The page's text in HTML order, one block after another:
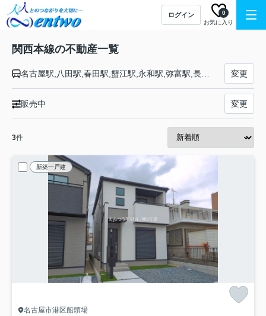
ログイン
お気に入り
0
関西本線の不動産一覧
変更
販売中 変更
3件
新築一戸建
名古屋市港区船頭場